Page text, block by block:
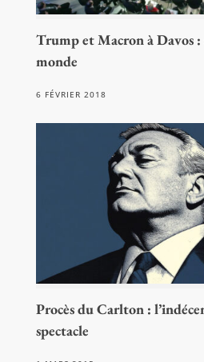
Trump et Macron à Davos
monde
6 FÉVRIER 2018
Procès du Carlton :
spectacle